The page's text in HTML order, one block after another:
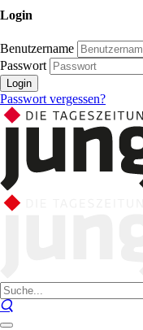
Login
Benutzername
Passwort
Login
Passwort vergessen?